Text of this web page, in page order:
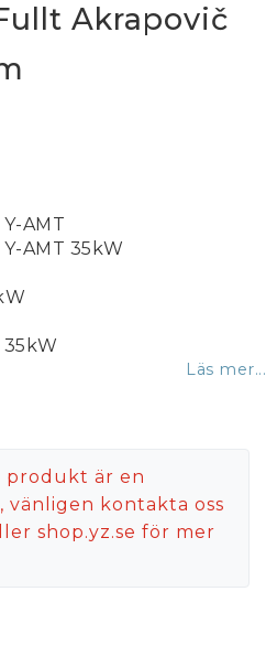
Akrapovič
AMT
AMT 35kW
35kW
Läs mer...
produkt är en
vänligen kontakta oss
shop.yz.se för mer